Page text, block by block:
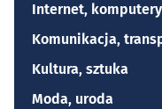
Internet, komputery
Komunikacja,
Kultura, sztuka
Moda, uroda